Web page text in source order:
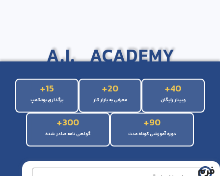
A.I. ACADEMY
وبینار رایگان
40
+
معرفی به بازار کار
20
+
برگذاری بوتکمپ
15
+
دوره آموزشی کوتاه مدت
90
+
گواهی نامه صادر شده
300
+
فرم